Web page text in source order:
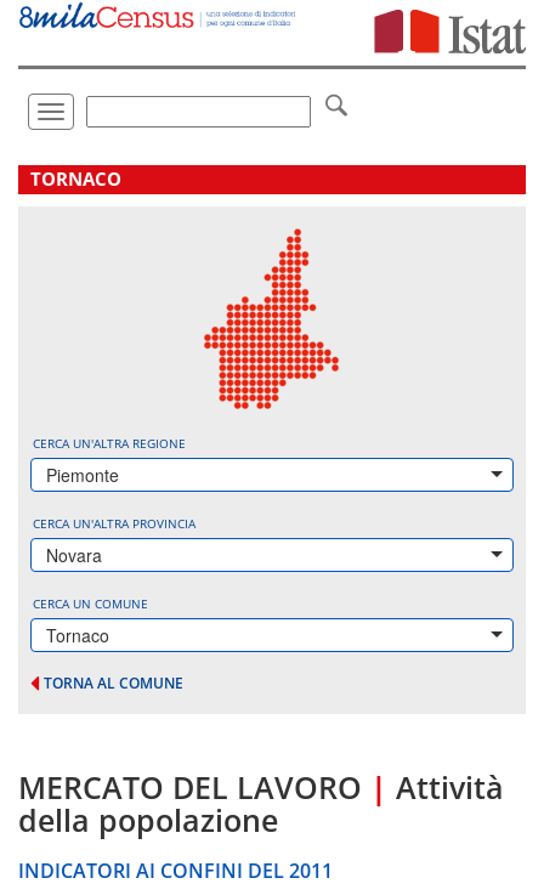
Vai
direttamente
Toggle
navigation
.
TORNACO
CERCA UN'ALTRA REGIONE
Piemonte
CERCA UN'ALTRA PROVINCIA
Novara
CERCA UN COMUNE
Tornaco
TORNA AL COMUNE
MERCATO DEL LAVORO | Attività
della popolazione
INDICATORI AI CONFINI DEL 2011